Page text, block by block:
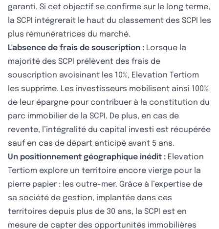
garanti. Si cet objectif se confirme sur le long terme,
la SCPI intégrerait le haut du classement des SCPI les
plus rémunératrices du marché.
L'absence de frais de souscription : Lorsque la
majorité des SCPI prélèvent des frais de
souscription avoisinant les 10%, Elevation Tertiom
les supprime. Les investisseurs mobilisent ainsi 100%
de leur épargne pour contribuer à la constitution du
parc immobilier de la SCPI. De plus, en cas de
revente, l’intégralité du capital investi est récupérée
sauf en cas de départ anticipé avant 5 ans.
Un positionnement géographique inédit : Elevation
Tertiom explore un territoire encore vierge pour la
pierre papier : les outre-mer. Grâce à l’expertise de
sa société de gestion, implantée dans ces
territoires depuis plus de 30 ans, la SCPI est en
mesure de capter des opportunités immobilières